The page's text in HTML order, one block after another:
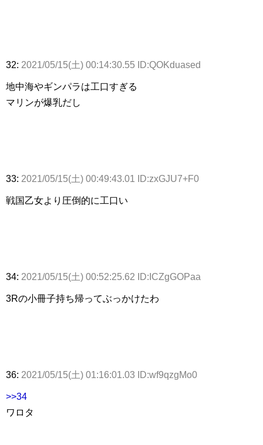
32: 2021/05/15(土) 00:14:30.55 ID:QOKduased
地中海やギンパラは工口すぎる
マリンが爆乳だし
33: 2021/05/15(土) 00:49:43.01 ID:zxGJU7+F0
戦国乙女より圧倒的に工口い
34: 2021/05/15(土) 00:52:25.62 ID:ICZgGOPaa
3Rの小冊子持ち帰ってぶっかけたわ
36: 2021/05/15(土) 01:16:01.03 ID:wf9qzgMo0
>>34
ワロタ